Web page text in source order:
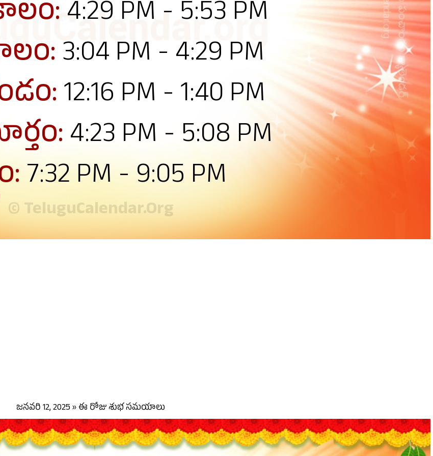
4:29 PM - 5:53 PM
3:04 PM - 4:29 PM
12:16 PM - 1:40 PM
4:23 PM - 5:08 PM
7:32 PM - 9:05 PM
© TeluguCalendar.Org
జనవరి 12, 2025 » ఈ రోజు శుభ సమయాలు